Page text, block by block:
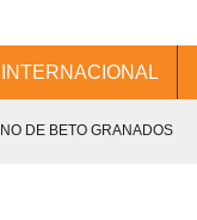
INTERNACIONAL
DE BETO GRANADOS